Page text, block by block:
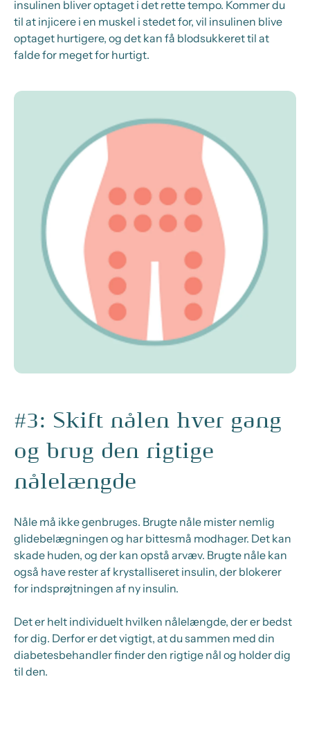
insulinen bliver optaget i det rette tempo. Kommer du
til at injicere i en muskel i stedet for, vil insulinen blive
optaget hurtigere, og det kan få blodsukkeret til at
falde for meget for hurtigt.
#3: Skift nålen hver gang
og brug den rigtige
nålelængde
Nåle må ikke genbruges. Brugte nåle mister nemlig
glidebelægningen og har bittesmå modhager. Det kan
skade huden, og der kan opstå arvæv. Brugte nåle kan
også have rester af krystalliseret insulin, der blokerer
for indsprøjtningen af ny insulin.
Det er helt individuelt hvilken nålelængde, der er bedst
for dig. Derfor er det vigtigt, at du sammen med din
diabetesbehandler finder den rigtige nål og holder dig
til den.